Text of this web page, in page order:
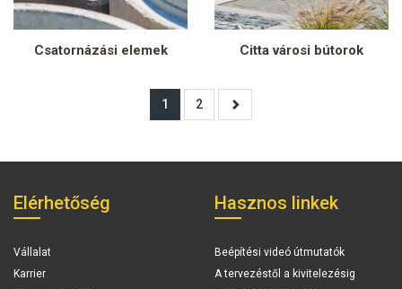
Csatornázási elemek Citta városi bútorok
1 2
Elérhetőség
Vállalat
Karrier
Hasznos linkek
Beépítési videó útmutatók
A tervezéstől a kivitelezésig